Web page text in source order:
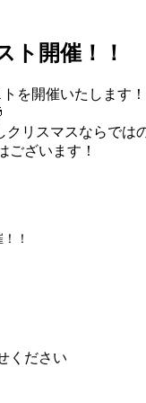
ト開催！！
を開催いたします！
リスマスならでは
ございます！
！
ください